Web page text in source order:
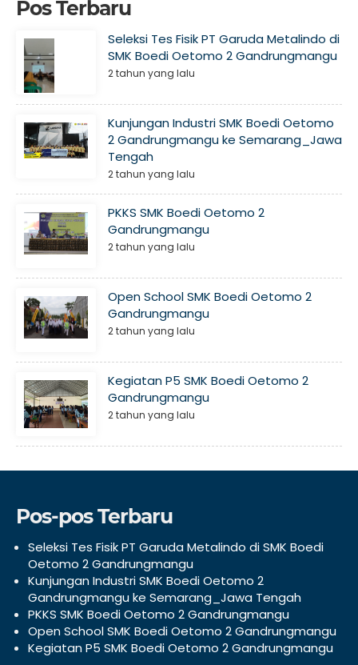
Pos Terbaru
Seleksi Tes Fisik PT Garuda Metalindo di
SMK Boedi Oetomo 2 Gandrungmangu
2 tahun yang lalu
Kunjungan Industri SMK Boedi Oetomo
2 Gandrungmangu ke Semarang_Jawa
Tengah
2 tahun yang lalu
PKKS SMK Boedi Oetomo 2
Gandrungmangu
2 tahun yang lalu
Open School SMK Boedi Oetomo 2
Gandrungmangu
2 tahun yang lalu
Kegiatan P5 SMK Boedi Oetomo 2
Gandrungmangu
2 tahun yang lalu
Pos-pos Terbaru
Seleksi Tes Fisik PT Garuda Metalindo di SMK Boedi
Oetomo 2 Gandrungmangu
Kunjungan Industri SMK Boedi Oetomo 2
Gandrungmangu ke Semarang_Jawa Tengah
PKKS SMK Boedi Oetomo 2 Gandrungmangu
Open School SMK Boedi Oetomo 2 Gandrungmangu
Kegiatan P5 SMK Boedi Oetomo 2 Gandrungmangu